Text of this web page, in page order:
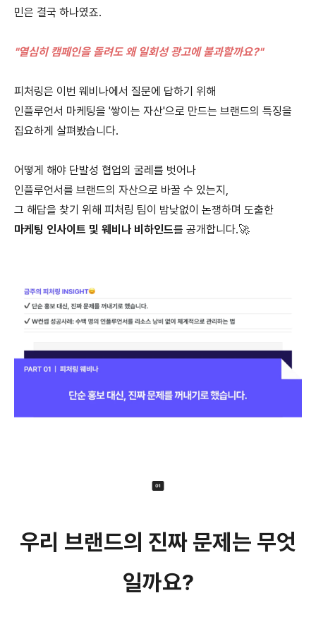
민은 결국 하나였죠.
"열심히 캠페인을 돌려도 왜 일회성 광고에 불과할까요?"
피처링은 이번 웨비나에서 질문에 답하기 위해
인플루언서 마케팅을 '쌓이는 자산'으로 만드는 브랜드의 특징을
집요하게 살펴봤습니다.
어떻게 해야 단발성 협업의 굴레를 벗어나
인플루언서를 브랜드의 자산으로 바꿀 수 있는지,
그 해답을 찾기 위해 피처링 팀이 밤낮없이 논쟁하며 도출한
마케팅 인사이트 및 웨비나 비하인드를 공개합니다.🚀
우리 브랜드의 진짜 문제는 무엇
일까요?